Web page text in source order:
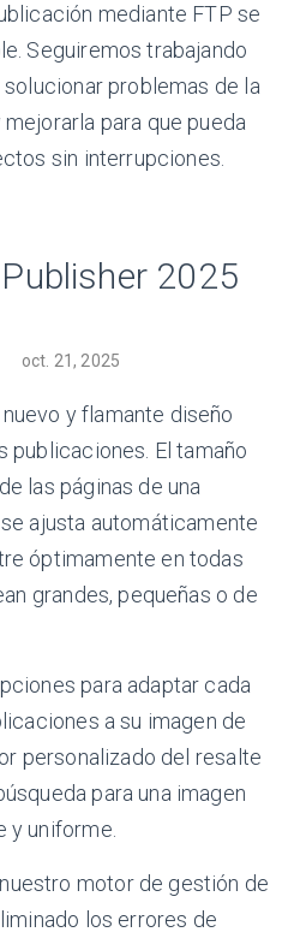
mediante FTP se
Seguiremos trabajando
problemas de la
para que pueda
sin interrupciones.
2025
oct. 21, 2025
y flamante diseño
publicaciones. El tamaño
las páginas de una
ajusta automáticamente
óptimamente en todas
grandes, pequeñas o de
para adaptar cada
a su imagen de
personalizado del resalte
para una imagen
y uniforme.
motor de gestión de
los errores de